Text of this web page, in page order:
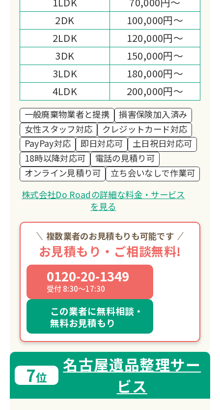
心の負担を少しでも軽くできるよう尽力
いたします。
2DK
100,000円～
2LDK
120,000円～
3DK
150,000円～
3LDK
180,000円～
4LDK
200,000円～
一般廃棄物業者と提携
損害保険加入済み
女性スタッフ対応
クレジットカード対応
PayPay対応
即日対応可
土日祝日対応可
18時以降対応可
電話の見積り可
オンライン見積り可
立ち会いなしで作業可
株式会社Do Roadの詳細な料金・サービス
を見る
複数業者のお見積もりも可能です
お見積もり・ご相談無料!
0120-20-1349
受付 8:30～17:30
この業者に無料相談・
無料お見積もり
7位
名古屋遺品整理サー
ビス